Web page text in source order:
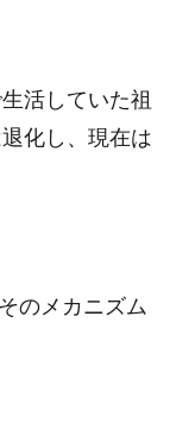
活していた祖
化し、現在は
のメカニズム